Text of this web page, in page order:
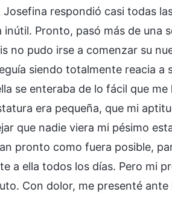
respondió casi todas
inútil. Pronto, pasó más de una
no pudo irse a comenzar su
siendo totalmente reacia a
se enteraba de lo fácil que
era pequeña, que mi
que nadie viera mi pésimo
pronto como fuera posible,
a ella todos los días. Pero mi
Con dolor, me presenté